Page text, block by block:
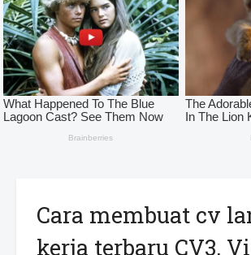
Cara membuat cv
kerja terbaru CV3,